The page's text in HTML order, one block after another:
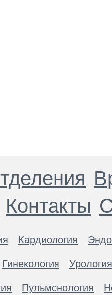
Контакты
Кардиология
Гинекология Урология
Пульмонология